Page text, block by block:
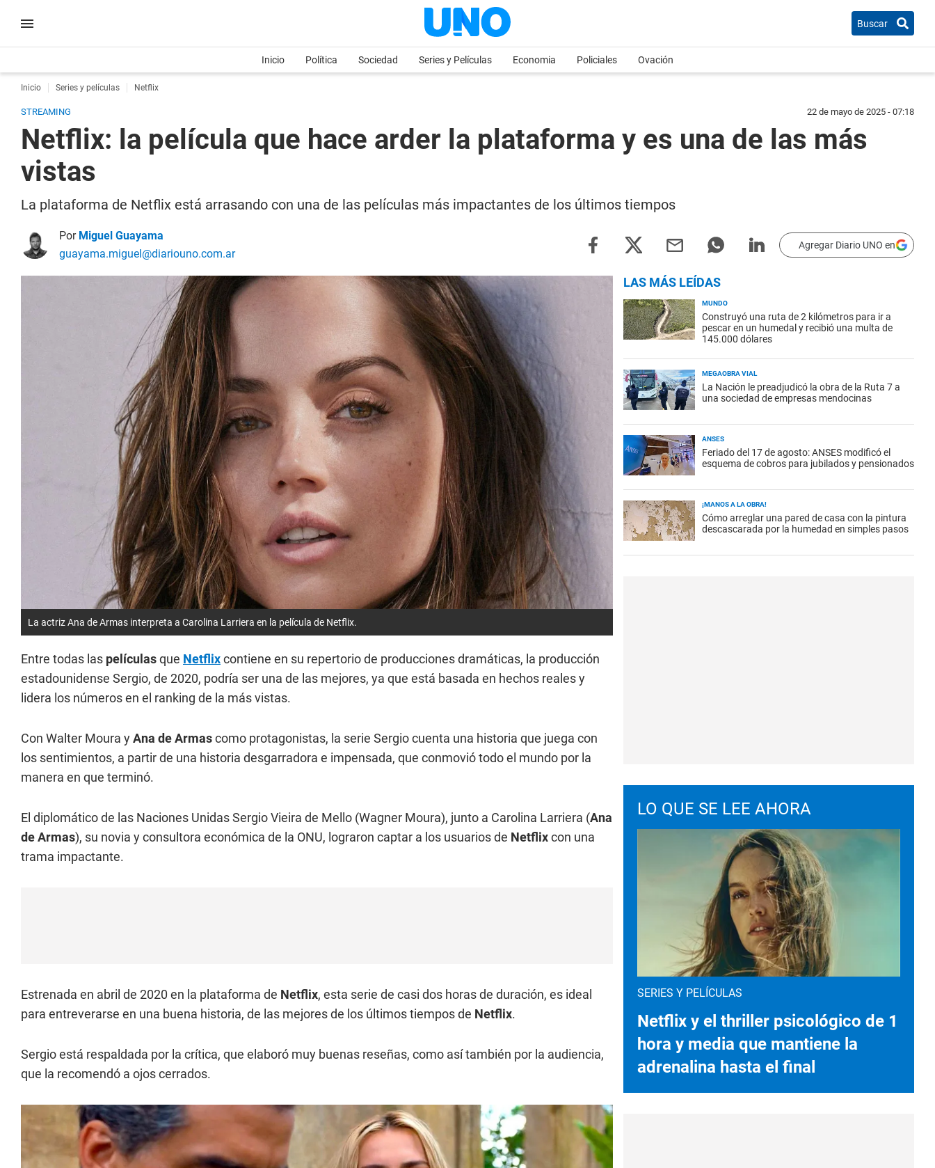
Buscar
Inicio Política Sociedad Series y Películas Economia Policiales Ovación
Inicio Series y películas Netflix
STREAMING 22 de mayo de 2025 - 07:18
Netflix: la película que hace arder la plataforma y es una de las más
vistas
La plataforma de Netflix está arrasando con una de las películas más impactantes de los últimos tiempos
Por Miguel Guayama
guayama.miguel@diariouno.com.ar
Agregar Diario UNO en
La actriz Ana de Armas interpreta a Carolina Larriera en la película de Netflix.
Entre todas las películasque Netflixcontiene en su repertorio de producciones dramáticas, la producción
estadounidense Sergio, de 2020, podría ser una de las mejores, ya que está basada en hechos reales y
lidera los números en el ranking de la más vistas.
Con Walter Moura yAna de Armascomo protagonistas, la serie Sergio cuenta una historia que juega con
los sentimientos, a partir de una historia desgarradora e impensada, que conmovió todo el mundo por la
manera en que terminó.
El diplomático de las Naciones Unidas Sergio Vieira de Mello (Wagner Moura), junto a Carolina Larriera (Ana
de Armas), su novia y consultora económica de la ONU, lograron captar a los usuarios de Netflixcon una
trama impactante.
Estrenada en abril de 2020 en la plataforma de Netflix, esta serie de casi dos horas de duración, es ideal
para entreverarse en una buena historia, de las mejores de los últimos tiempos de Netflix.
Sergio está respaldada por la crítica, que elaboró muy buenas reseñas, como así también por la audiencia,
que la recomendó a ojos cerrados.
LAS MÁS LEÍDAS
MUNDO
Construyó una ruta de 2 kilómetros para ir a
pescar en un humedal y recibió una multa de
145.000 dólares
MEGAOBRA VIAL
La Nación le preadjudicó la obra de la Ruta 7 a
una sociedad de empresas mendocinas
ANSES
Feriado del 17 de agosto: ANSES modificó el
esquema de cobros para jubilados y pensionados
¡MANOS A LA OBRA!
Cómo arreglar una pared de casa con la pintura
descascarada por la humedad en simples pasos
LO QUE SE LEE AHORA
SERIES Y PELÍCULAS
Netflix y el thriller psicológico de 1
hora y media que mantiene la
adrenalina hasta el final